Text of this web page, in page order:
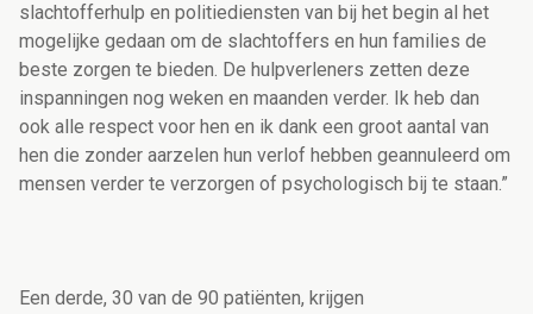
slachtofferhulp en politiediensten van bij het begin al het
mogelijke gedaan om de slachtoffers en hun families de
beste zorgen te bieden. De hulpverleners zetten deze
inspanningen nog weken en maanden verder. Ik heb dan
ook alle respect voor hen en ik dank een groot aantal van
hen die zonder aarzelen hun verlof hebben geannuleerd om
mensen verder te verzorgen of psychologisch bij te staan.”
Een derde, 30 van de 90 patiënten, krijgen